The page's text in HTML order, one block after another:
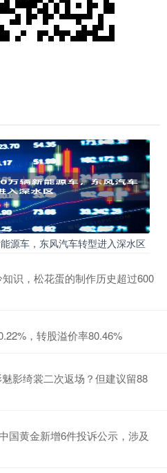
源车，东风汽车转型进入深水区
识，松花蛋的制作历史超过600
，转股溢价率80.46%
影绮裳二次返场？但建议留88
国黄金新增6件投诉公示，涉及